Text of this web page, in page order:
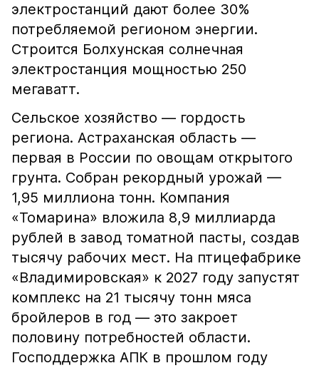
электростанций дают более 30%
потребляемой регионом энергии.
Строится Болхунская солнечная
электростанция мощностью 250
мегаватт.
Сельское хозяйство — гордость
региона. Астраханская область —
первая в России по овощам открытого
грунта. Собран рекордный урожай —
1,95 миллиона тонн. Компания
«Томарина» вложила 8,9 миллиарда
рублей в завод томатной пасты, создав
тысячу рабочих мест. На птицефабрике
«Владимировская» к 2027 году запустят
комплекс на 21 тысячу тонн мяса
бройлеров в год — это закроет
половину потребностей области.
Господдержка АПК в прошлом году